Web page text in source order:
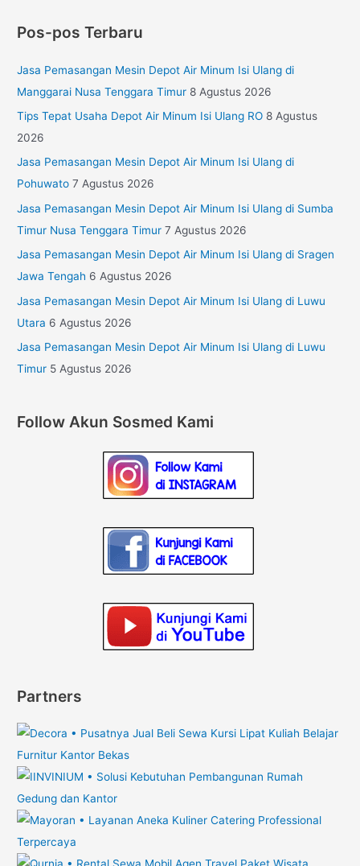
Pos-pos Terbaru
Jasa Pemasangan Mesin Depot Air Minum Isi Ulang di
Manggarai Nusa Tenggara Timur 8 Agustus 2026
Tips Tepat Usaha Depot Air Minum Isi Ulang RO 8 Agustus
2026
Jasa Pemasangan Mesin Depot Air Minum Isi Ulang di
Pohuwato 7 Agustus 2026
Jasa Pemasangan Mesin Depot Air Minum Isi Ulang di Sumba
Timur Nusa Tenggara Timur 7 Agustus 2026
Jasa Pemasangan Mesin Depot Air Minum Isi Ulang di Sragen
Jawa Tengah 6 Agustus 2026
Jasa Pemasangan Mesin Depot Air Minum Isi Ulang di Luwu
Utara 6 Agustus 2026
Jasa Pemasangan Mesin Depot Air Minum Isi Ulang di Luwu
Timur 5 Agustus 2026
Follow Akun Sosmed Kami
Partners